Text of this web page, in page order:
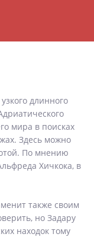
длинного
мира в поисках
Здесь можно
По мнению
Хичкока, в
также своим
но Задару
находок тому